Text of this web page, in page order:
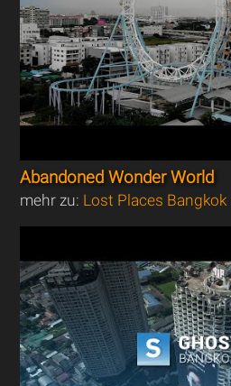
Abandoned Wonder World
mehr zu: Lost Places Bangkok